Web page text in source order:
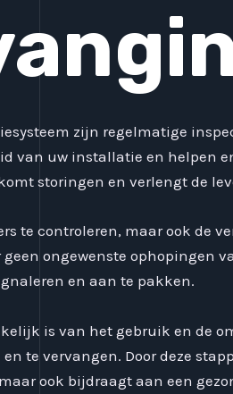
zijn regelmatige
van uw installatie en helpen
storingen en verlengt de
te controleren, maar ook de
ongewenste ophopingen
en aan te pakken.
is van het gebruik en de
te vervangen. Door deze
ook bijdraagt aan een